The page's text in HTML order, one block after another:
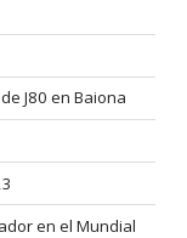
J80 en Baiona
en el Mundial